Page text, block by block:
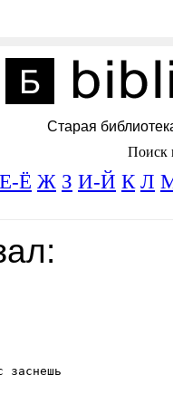
Старая
Поиск
Е-Ё Ж З И-Й К Л